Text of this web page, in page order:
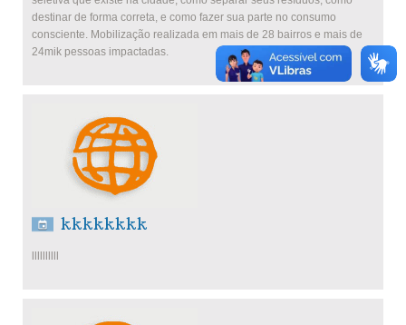
destinar de forma correta, e como fazer sua parte no consumo
consciente. Mobilização realizada em mais de 28 bairros e mais de
24mik pessoas impactadas.
kkkkkkkk